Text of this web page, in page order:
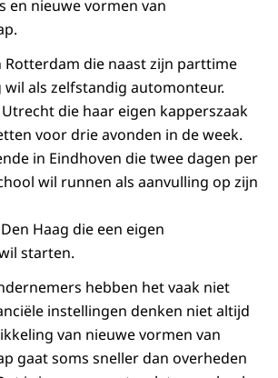
en nieuwe vormen van
Rotterdam die naast zijn parttime
wil als zelfstandig automonteur.
die haar eigen kapperszaak
voor drie avonden in de week.
in Eindhoven die twee dagen per
wil runnen als aanvulling op zijn
Haag die een eigen
starten.
hebben het vaak niet
instellingen denken niet altijd
van nieuwe vormen van
gaat soms sneller dan overheden